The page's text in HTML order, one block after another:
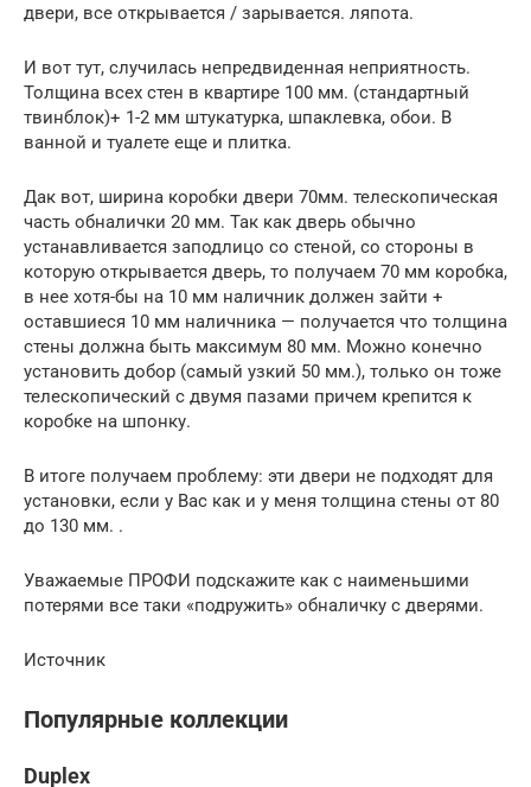
двери, все открывается / зарывается. ляпота.
И вот тут, случилась непредвиденная неприятность.
Толщина всех стен в квартире 100 мм. (стандартный
твинблок)+ 1-2 мм штукатурка, шпаклевка, обои. В
ванной и туалете еще и плитка.
Дак вот, ширина коробки двери 70мм. телескопическая
часть обналички 20 мм. Так как дверь обычно
устанавливается заподлицо со стеной, со стороны в
которую открывается дверь, то получаем 70 мм коробка,
в нее хотя-бы на 10 мм наличник должен зайти +
оставшиеся 10 мм наличника — получается что толщина
стены должна быть максимум 80 мм. Можно конечно
установить добор (самый узкий 50 мм.), только он тоже
телескопический с двумя пазами причем крепится к
коробке на шпонку.
В итоге получаем проблему: эти двери не подходят для
установки, если у Вас как и у меня толщина стены от 80
до 130 мм. .
Уважаемые ПРОФИ подскажите как с наименьшими
потерями все таки «подружить» обналичку с дверями.
Источник
Популярные коллекции
Duplex